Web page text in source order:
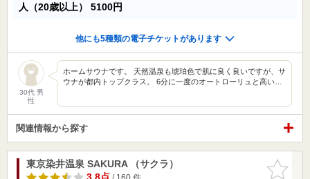
人（20歳以上） 5100円
他にも5種類の電子チケットがあります
30代 男
性
ホームサウナです。 天然温泉も琥珀色で肌に良く良いですが、サ
ウナが都内トップクラス。 6分に一度のオートローリュと高い…
関連情報から探す
お気に入
りに追加
東京染井温泉 SAKURA （サクラ）